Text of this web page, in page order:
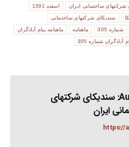
ساختمانی ایران اسفند 1391
سندیکای شرکتهای ساختمانی
شماره 305 ماهنامه ماهنامه پیام آبادگران
آبادگران شماره 305
سندیکای شرکتهای
ایران
https://